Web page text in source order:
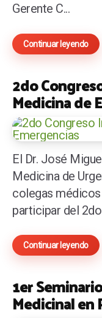
Gerente C...
Continuar leyendo
2do
Medicina de
El Dr. José
Medicina de
colegas
participar del 2do
Continuar leyendo
1er
Medicinal en